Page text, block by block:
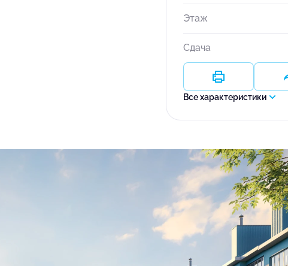
Этаж
Сдача
Все характеристики